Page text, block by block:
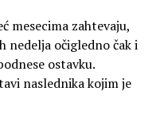
mesecima zahtevaju,
nedelja očigledno čak i
ostavku.
naslednika kojim je